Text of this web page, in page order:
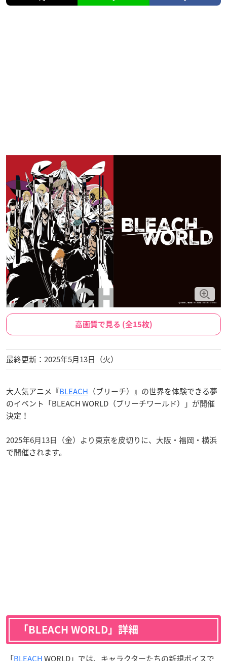
高画質で見る (全15枚)
最終更新：2025年5月13日（火）
大人気アニメ『BLEACH （ブリーチ）』の世界を体験できる夢
のイベント「BLEACH WORLD（ブリーチワールド）」が開催
決定！
2025年6月13日（金）より東京を皮切りに、大阪・福岡・横浜
で開催されます。
「BLEACH WORLD」詳細
「BLEACHWORLD」では、キャラクターたちの新規ボイスで